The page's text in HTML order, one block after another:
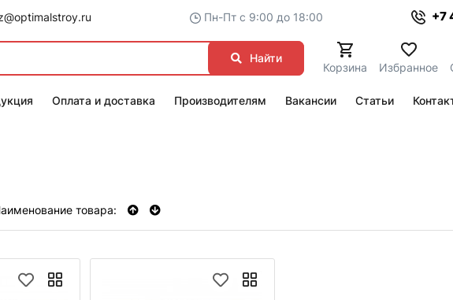
Пн-Пт с 9:00 до 18:00 +7
Найти
Корзина Избранное
Оплата и доставка Производителям Вакансии Статьи
товара: